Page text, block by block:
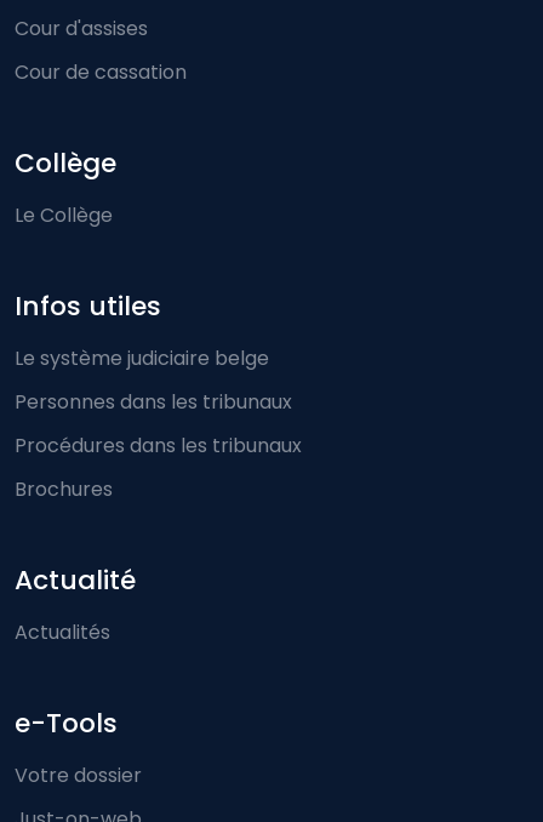
Cour d'assises
Cour de cassation
Collège
Le Collège
Infos utiles
Le système judiciaire belge
Personnes dans les tribunaux
Procédures dans les tribunaux
Brochures
Actualité
Actualités
e-Tools
Votre dossier